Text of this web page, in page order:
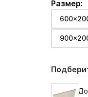
Размер: